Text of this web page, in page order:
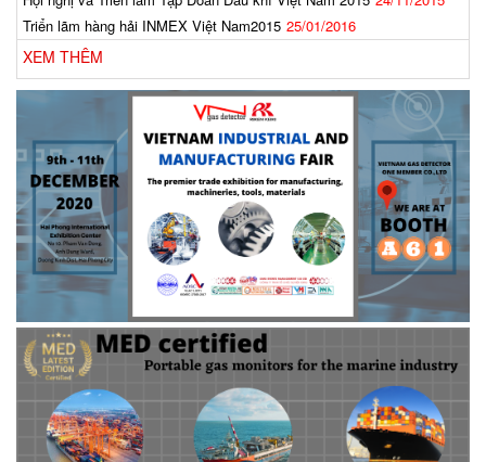
Triển lãm hàng hải INMEX Việt Nam2015 25/01/2016
XEM THÊM